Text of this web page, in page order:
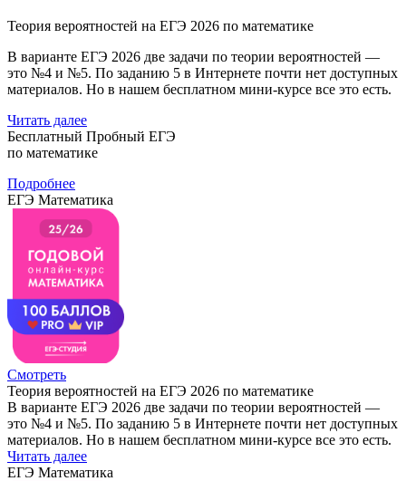
Теория вероятностей на ЕГЭ 2026 по математике
В варианте ЕГЭ 2026 две задачи по теории вероятностей —
это №4 и №5. По заданию 5 в Интернете почти нет доступных
материалов. Но в нашем бесплатном мини-курсе все это есть.
Читать далее
Бесплатный Пробный ЕГЭ
по математике
Подробнее
ЕГЭ Математика
Смотреть
Теория вероятностей на ЕГЭ 2026 по математике
В варианте ЕГЭ 2026 две задачи по теории вероятностей —
это №4 и №5. По заданию 5 в Интернете почти нет доступных
материалов. Но в нашем бесплатном мини-курсе все это есть.
Читать далее
ЕГЭ Математика